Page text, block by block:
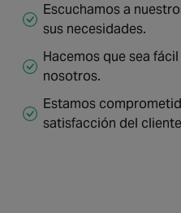
Escuchamos a
sus necesidades.
Hacemos que sea
nosotros.
Estamos
satisfacción del